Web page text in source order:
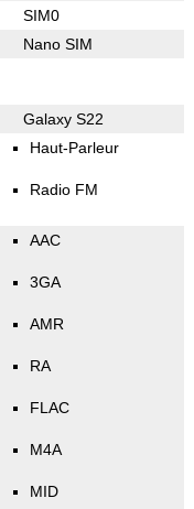
SIM0
Nano SIM
Galaxy S22
Haut-Parleur
Radio FM
AAC
3GA
AMR
RA
FLAC
M4A
MID